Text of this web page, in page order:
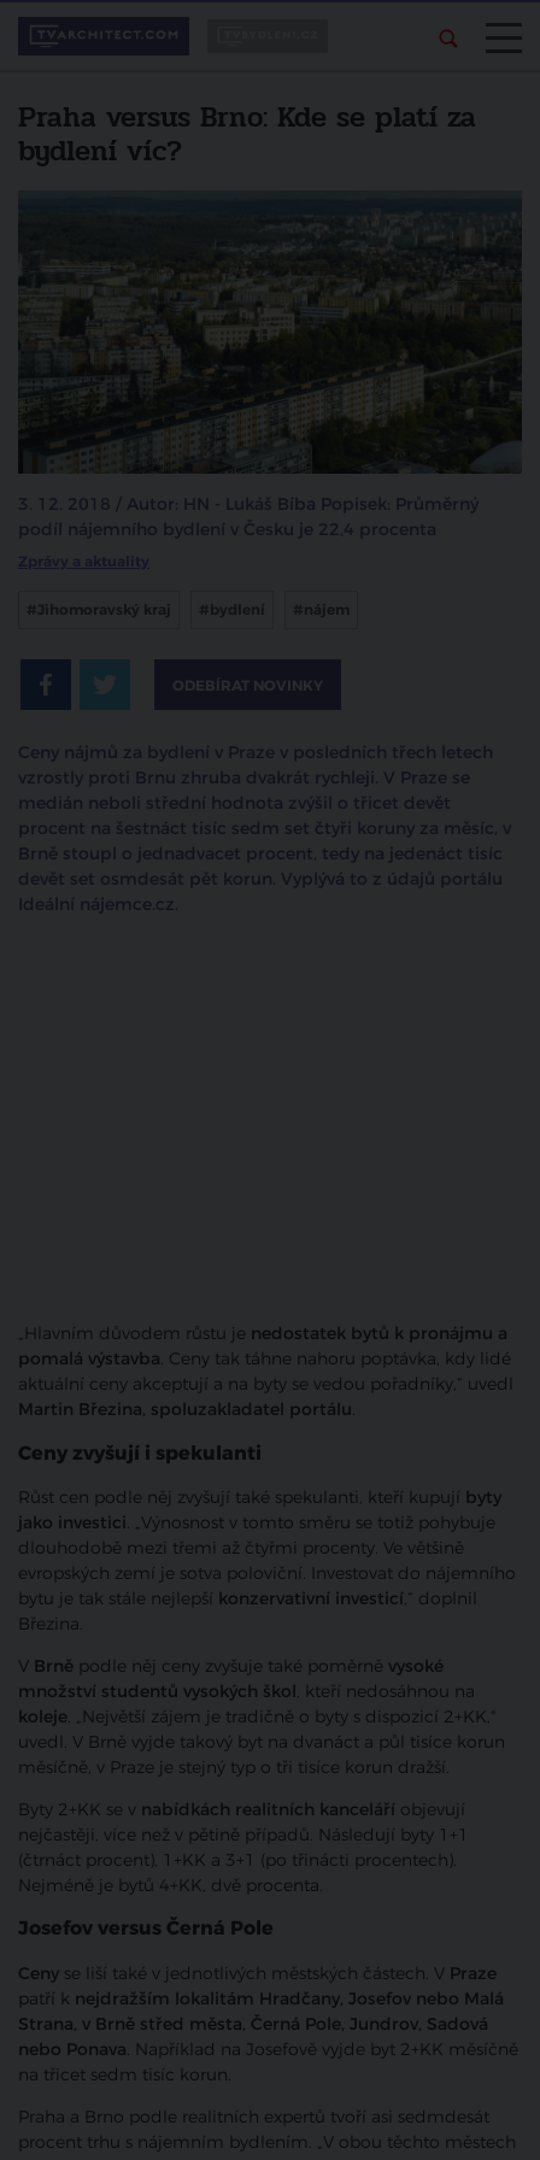
Praha versus Brno: Kde se platí za
bydlení víc?
3. 12. 2018 / Autor: HN - Lukáš Bíba Popisek: Průměrný
podíl nájemního bydlení v Česku je 22,4 procenta
Zprávy a aktuality
#Jihomoravský kraj #bydlení #nájem
ODEBÍRAT NOVINKY
Ceny nájmů za bydlení v Praze v posledních třech letech
vzrostly proti Brnu zhruba dvakrát rychleji. V Praze se
medián neboli střední hodnota zvýšil o třicet devět
procent na šestnáct tisíc sedm set čtyři koruny za měsíc, v
Brně stoupl o jednadvacet procent, tedy na jedenáct tisíc
devět set osmdesát pět korun. Vyplývá to z údajů portálu
Ideální nájemce.cz.
„Hlavním důvodem růstu je nedostatek bytů k pronájmu a
pomalá výstavba. Ceny tak táhne nahoru poptávka, kdy lidé
aktuální ceny akceptují a na byty se vedou pořadníky,“ uvedl
Martin Březina, spoluzakladatel portálu.
Ceny zvyšují i spekulanti
Růst cen podle něj zvyšují také spekulanti, kteří kupují byty
jako investici. „Výnosnost v tomto směru se totiž pohybuje
dlouhodobě mezi třemi až čtyřmi procenty. Ve většině
evropských zemí je sotva poloviční. Investovat do nájemního
bytu je tak stále nejlepší konzervativní investicí,“ doplnil
Březina.
V Brně podle něj ceny zvyšuje také poměrně vysoké
množství studentů vysokých škol, kteří nedosáhnou na
koleje. „Největší zájem je tradičně o byty s dispozicí 2+KK,"
uvedl. V Brně vyjde takový byt na dvanáct a půl tisíce korun
měsíčně, v Praze je stejný typ o tři tisíce korun dražší.
Byty 2+KK se v nabídkách realitních kanceláří objevují
nejčastěji, více než v pětině případů. Následují byty 1+1
(čtrnáct procent), 1+KK a 3+1 (po třinácti procentech).
Nejméně je bytů 4+KK, dvě procenta.
Josefov versus Černá Pole
Ceny se liší také v jednotlivých městských částech. V Praze
patří k nejdražším lokalitám Hradčany, Josefov nebo Malá
Strana, v Brně střed města, Černá Pole, Jundrov, Sadová
nebo Ponava. Například na Josefově vyjde byt 2+KK měsíčně
na třicet sedm tisíc korun.
Praha a Brno podle realitních expertů tvoří asi sedmdesát
procent trhu s nájemním bydlením. „V obou těchto městech